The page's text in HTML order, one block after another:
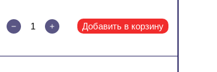
Добавить в корзину